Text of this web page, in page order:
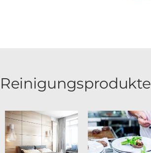
Reinigungsprodukte